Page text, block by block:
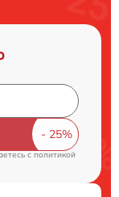
cполитикой